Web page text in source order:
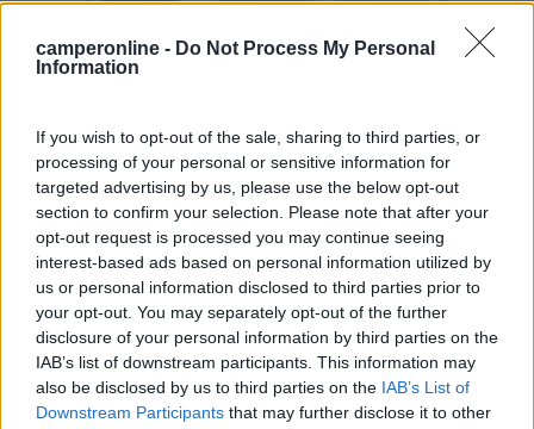
camperonline - Do Not Process My Personal
Information
If you wish to opt-out of the sale, sharing to third parties, or
processing of your personal or sensitive information for
targeted advertising by us, please use the below opt-out
section to confirm your selection. Please note that after your
opt-out request is processed you may continue seeing
interest-based ads based on personal information utilized by
us or personal information disclosed to third parties prior to
your opt-out. You may separately opt-out of the further
disclosure of your personal information by third parties on the
IAB’s list of downstream participants. This information may
also be disclosed by us to third parties on the IAB’s List of
Downstream Participants that may further disclose it to other
Parking
5,2 4
Servizi / Posizione
Camper parking del paese, misto auto, su asfalto.
Nessun ...
Vienne - 33.7km